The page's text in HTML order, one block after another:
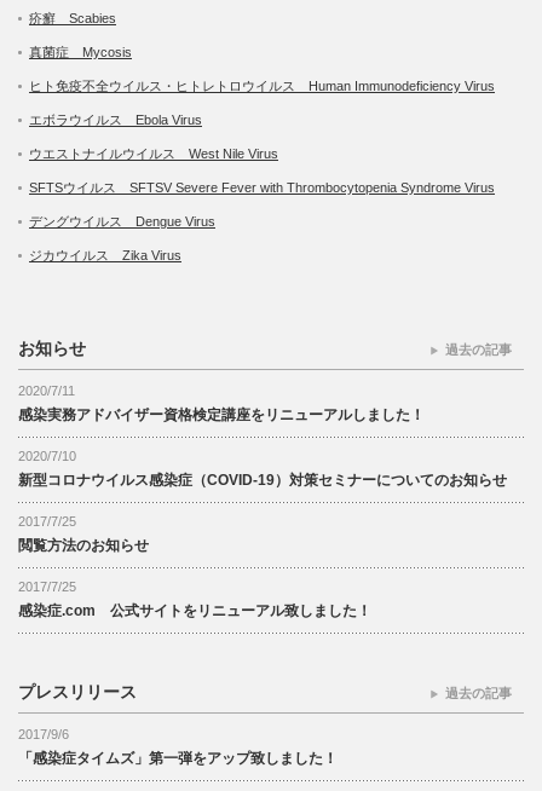
疥癬 Scabies
真菌症 Mycosis
ヒト免疫不全ウイルス・ヒトレトロウイルス Human Immunodeficiency Virus
エボラウイルス Ebola Virus
ウエストナイルウイルス West Nile Virus
SFTSウイルス SFTSV Severe Fever with Thrombocytopenia Syndrome Virus
デングウイルス Dengue Virus
ジカウイルス Zika Virus
お知らせ
2020/7/11
感染実務アドバイザー資格検定講座をリニューアルしました！
2020/7/10
新型コロナウイルス感染症（COVID-19）対策セミナーについてのお知らせ
2017/7/25
閲覧方法のお知らせ
2017/7/25
感染症.com 公式サイトをリニューアル致しました！
過去の記事
プレスリリース
2017/9/6
「感染症タイムズ」第一弾をアップ致しました！
過去の記事